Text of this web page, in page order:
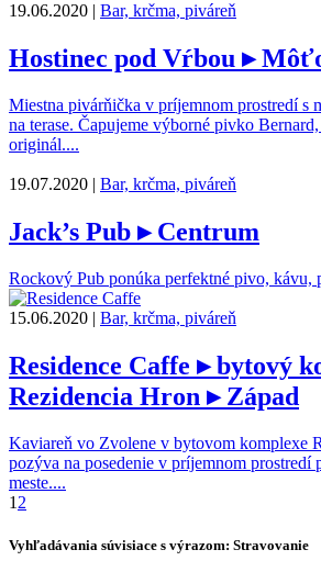
19.06.2020 | Bar, krčma, piváreň
Hostinec pod Vŕbou ▸
Miestna pivárňička v príjemnom prostredí s
na terase. Čapujeme výborné pivko
originál....
19.07.2020 | Bar, krčma, piváreň
Jack’s Pub ▸ Centrum
Rockový Pub ponúka perfektné pivo, kávu,
15.06.2020 | Bar, krčma, piváreň
Residence Caffe ▸ bytový
Rezidencia Hron ▸ Západ
Kaviareň vo Zvolene v bytovom komplexe
pozýva na posedenie v príjemnom prostredí
meste....
1 2
Vyhľadávania súvisiace s výrazom: Stravovanie